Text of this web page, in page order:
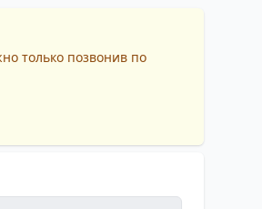
только позвонив по